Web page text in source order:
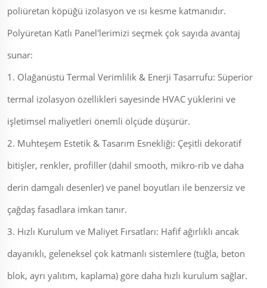
poliüretan köpüğü izolasyon ve ısı kesme katmanıdır.
Polyüretan Katlı Panel'lerimizi seçmek çok sayıda avantaj
sunar:
1. Olağanüstü Termal Verimlilik & Enerji Tasarrufu: Süperior
termal izolasyon özellikleri sayesinde HVAC yüklerini ve
işletimsel maliyetleri önemli ölçüde düşürür.
2. Muhteşem Estetik & Tasarım Esnekliği: Çeşitli dekoratif
bitişler, renkler, profiller (dahil smooth, mikro-rib ve daha
derin damgalı desenler) ve panel boyutları ile benzersiz ve
çağdaş fasadlara imkan tanır.
3. Hızlı Kurulum ve Maliyet Fırsatları: Hafif ağırlıklı ancak
dayanıklı, geleneksel çok katmanlı sistemlere (tuğla, beton
blok, ayrı yalıtım, kaplama) göre daha hızlı kurulum sağlar.